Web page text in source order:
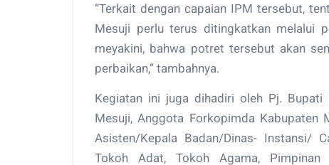
“Terkait dengan capaian IPM tersebut,
Mesuji perlu terus ditingkatkan melalui
meyakini, bahwa potret tersebut akan
perbaikan,” tambahnya.
Kegiatan ini juga dihadiri oleh Pj. Bupati
Mesuji, Anggota Forkopimda Kabupaten
Asisten/Kepala Badan/Dinas- Instansi/
Tokoh Adat, Tokoh Agama, Pimpinan